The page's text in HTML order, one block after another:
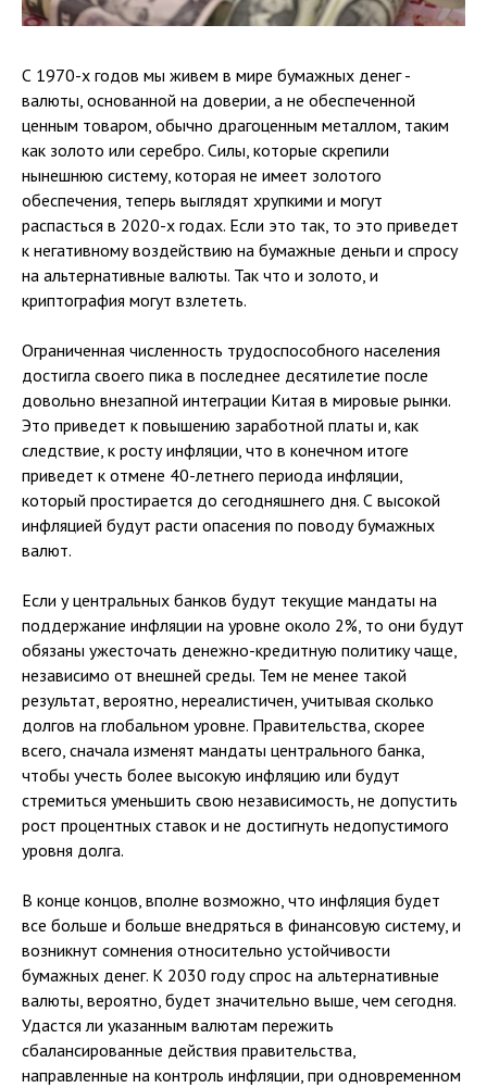
С 1970-х годов мы живем в мире бумажных денег -
валюты, основанной на доверии, а не обеспеченной
ценным товаром, обычно драгоценным металлом, таким
как золото или серебро. Cилы, которые скрепили
нынешнюю систему, которая не имеет золотого
обеспечения, теперь выглядят хрупкими и могут
распасться в 2020-х годах. Если это так, то это приведет
к негативному воздействию на бумажные деньги и спросу
на альтернативные валюты. Так что и золото, и
криптография могут взлететь.
Ограниченная численность трудоспособного населения
достигла своего пика в последнее десятилетие после
довольно внезапной интеграции Китая в мировые рынки.
Это приведет к повышению заработной платы и, как
следствие, к росту инфляции, что в конечном итоге
приведет к отмене 40-летнего периода инфляции,
который простирается до сегодняшнего дня. С высокой
инфляцией будут расти опасения по поводу бумажных
валют.
Если у центральных банков будут текущие мандаты на
поддержание инфляции на уровне около 2%, то они будут
обязаны ужесточать денежно-кредитную политику чаще,
независимо от внешней среды. Тем не менее такой
результат, вероятно, нереалистичен, учитывая сколько
долгов на глобальном уровне. Правительства, скорее
всего, сначала изменят мандаты центрального банка,
чтобы учесть более высокую инфляцию или будут
стремиться уменьшить свою независимость, не допустить
рост процентных ставок и не достигнуть недопустимого
уровня долга.
В конце концов, вполне возможно, что инфляция будет
все больше и больше внедряться в финансовую систему, и
возникнут сомнения относительно устойчивости
бумажных денег. К 2030 году спрос на альтернативные
валюты, вероятно, будет значительно выше, чем сегодня.
Удастся ли указанным валютам пережить
сбалансированные действия правительства,
направленные на контроль инфляции, при одновременном